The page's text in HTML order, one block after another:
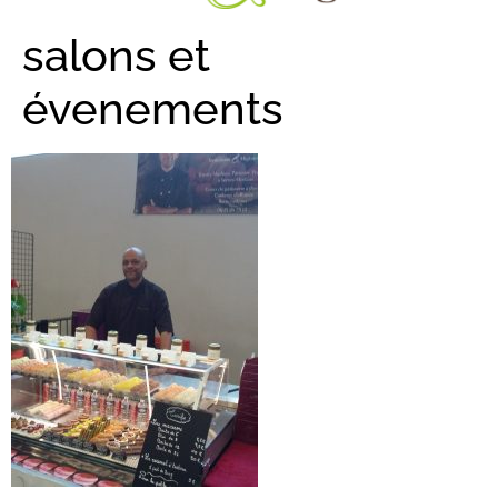
salons et
évenements